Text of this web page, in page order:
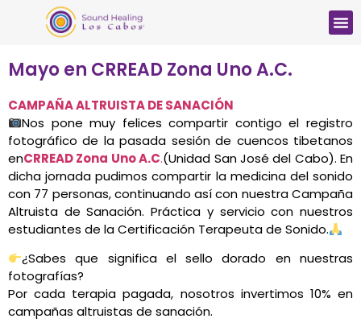
Mayo en CRREAD Zona Uno A.C.
CAMPAÑA ALTRUISTA DE SANACIÓN
Nos pone muy felices compartir contigo el registro
fotográfico de la pasada sesión de cuencos tibetanos
enCRREAD Zona Uno A.C.(Unidad San José del Cabo). En
dicha jornada pudimos compartir la medicina del sonido
con 77 personas, continuando así con nuestra Campaña
Altruista de Sanación. Práctica y servicio con nuestros
estudiantes de la Certificación Terapeuta de Sonido.
¿Sabes que significa el sello dorado en nuestras
fotografías?
Por cada terapia pagada, nosotros invertimos 10% en
campañas altruistas de sanación.